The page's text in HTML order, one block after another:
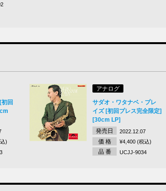
回
)
アナログ
サダオ・ワタナベ・プレ
イズ [初回プレス完全限定]
[30cm LP]
発売日
2022.12.07
価 格 ¥4,400 (税込)
品 番 UCJJ-9034